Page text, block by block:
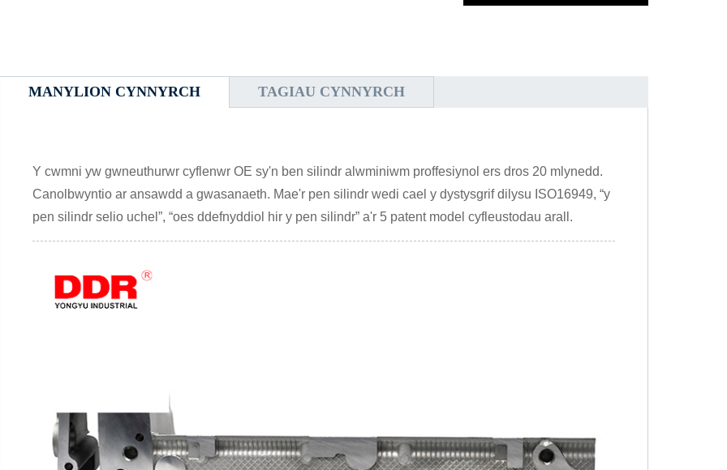
MANYLION CYNNYRCH TAGIAU CYNNYRCH
Y cwmni yw gwneuthurwr cyflenwr OE sy'n ben silindr alwminiwm proffesiynol ers dros 20 mlynedd.
Canolbwyntio ar ansawdd a gwasanaeth. Mae'r pen silindr wedi cael y dystysgrif dilysu ISO16949, “y
pen silindr selio uchel”, “oes ddefnyddiol hir y pen silindr” a'r 5 patent model cyfleustodau arall.